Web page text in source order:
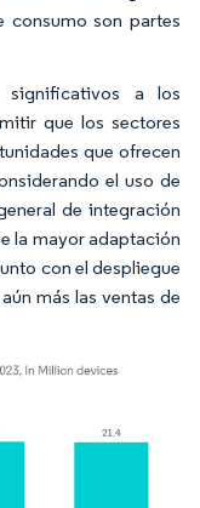
consumo son partes
significativos a los
que los sectores
que ofrecen
el uso de
de integración
la mayor adaptación
con el despliegue
más las ventas de